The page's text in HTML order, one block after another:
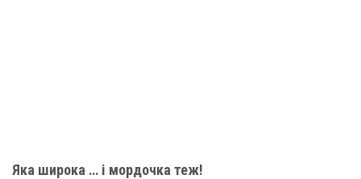
Яка широка … і мордочка теж!